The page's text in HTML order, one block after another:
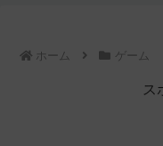
ホーム ゲーム
ス